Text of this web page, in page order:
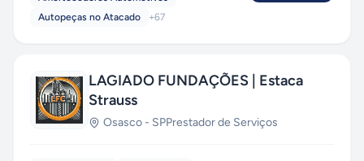
Autopeças no Atacado
+67
LAGIADO FUNDAÇÕES | Estaca
Strauss
Osasco - SPPrestador de Serviços